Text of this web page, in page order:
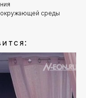
окружающей среды